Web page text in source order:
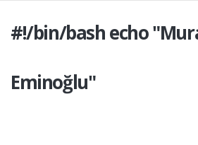
#!/bin/bash echo
Eminoğlu"